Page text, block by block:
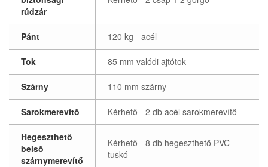
rúdzár
Pánt 120 kg - acél
Tok 85 mm valódi ajtótok
Szárny 110 mm szárny
Sarokmerevítő Kérhető - 2 db acél sarokmerevítő
Hegeszthető
belső
szárnymerevítő
Kérhető - 8 db hegeszthető PVC
tuskó